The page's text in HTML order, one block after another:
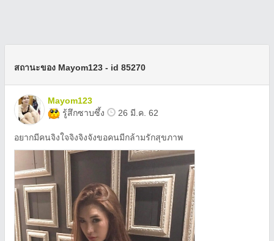
สถานะของ Mayom123 - id 85270
Mayom123
รู้สึกซาบซึ้ง
26 มี.ค. 62
อยากมีคนจิงใจจิงจิงจังขอคนมีกล้ามรักสุขภาพ